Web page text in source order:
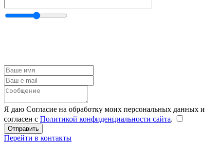
Я даю Согласие на обработку моих персональных данных и
согласен с Политикой конфиденциальности сайта.
Перейти в контакты